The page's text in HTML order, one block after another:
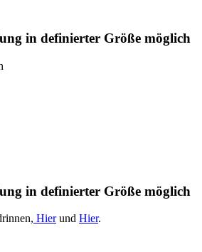
in definierter Größe möglich
in definierter Größe möglich
Hierund Hier.